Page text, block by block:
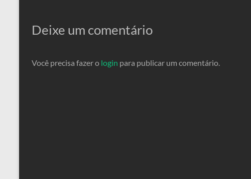
Deixe um comentário
Você precisa fazer o login para publicar um comentário.